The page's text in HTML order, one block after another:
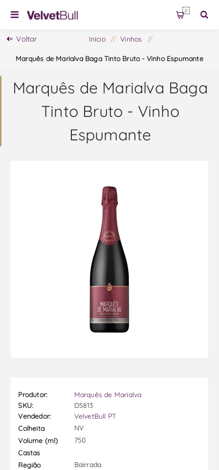
0
Voltar Início / Vinhos /
Marquês de Marialva Baga Tinto Bruto - Vinho Espumante
Marquês de Marialva Baga
Tinto Bruto - Vinho
Espumante
Produtor:
Marquês de Marialva
SKU:
D5813
Vendedor:
VelvetBull PT
Colheita
NV
Volume (ml)
750
Castas
Região
Bairrada